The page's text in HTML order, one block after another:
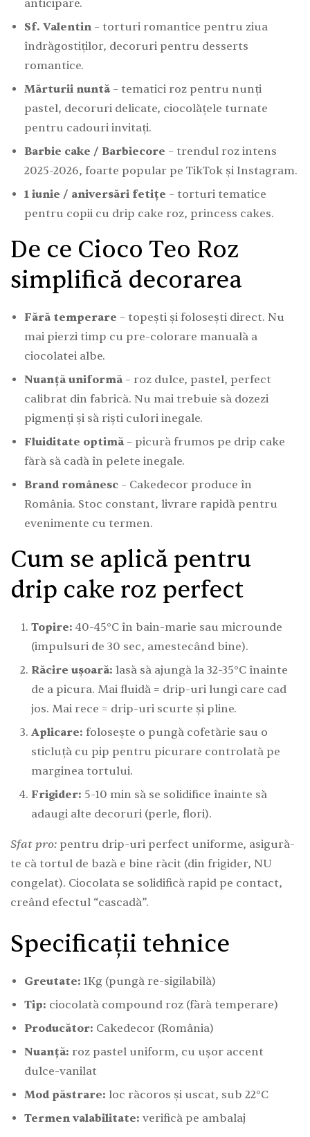
anticipare.
Sf. Valentin – torturi romantice pentru ziua
îndrăgostiților, decoruri pentru desserts
romantice.
Mărturii nuntă– tematici roz pentru nunți
pastel, decoruri delicate, ciocolățele turnate
pentru cadouri invitați.
Barbie cake / Barbiecore – trendul roz intens
2025-2026, foarte popular pe TikTok și Instagram.
1 iunie / aniversări fetițe – torturi tematice
pentru copii cu drip cake roz, princess cakes.
De ce Cioco Teo Roz
simplifică decorarea
Fără temperare – topești și folosești direct. Nu
mai pierzi timp cu pre-colorare manuală a
ciocolatei albe.
Nuanță uniformă– roz dulce, pastel, perfect
calibrat din fabrică. Nu mai trebuie să dozezi
pigmenți și să riști culori inegale.
Fluiditate optimă– picură frumos pe drip cake
fără să cadă în pelete inegale.
Brand românesc – Cakedecor produce în
România. Stoc constant, livrare rapidă pentru
evenimente cu termen.
Cum se aplică pentru
drip cake roz perfect
Topire: 40-45°C în bain-marie sau microunde
(impulsuri de 30 sec, amestecând bine).
Răcire ușoară: lasă să ajungă la 32-35°C înainte
de a picura. Mai fluidă = drip-uri lungi care cad
jos. Mai rece = drip-uri scurte și pline.
Aplicare: folosește o pungă cofetărie sau o
sticluță cu pip pentru picurare controlată pe
marginea tortului.
Frigider: 5-10 min să se solidifice înainte să
adaugi alte decoruri (perle, flori).
Sfat pro: pentru drip-uri perfect uniforme, asigură-
te că tortul de bază e bine răcit (din frigider, NU
congelat). Ciocolata se solidifică rapid pe contact,
creând efectul “cascadă”.
Specificații tehnice
Greutate: 1Kg (pungă re-sigilabilă)
Tip: ciocolată compound roz (fără temperare)
Producător: Cakedecor (România)
Nuanță: roz pastel uniform, cu ușor accent
dulce-vanilat
Mod păstrare: loc răcoros și uscat, sub 22°C
Termen valabilitate: verifică pe ambalaj